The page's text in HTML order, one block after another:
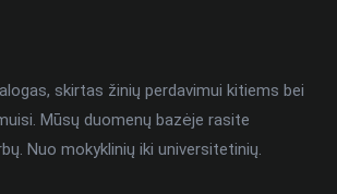
skirtas žinių perdavimui kitiems bei
Mūsų duomenų bazėje rasite
Nuo mokyklinių iki universitetinių.